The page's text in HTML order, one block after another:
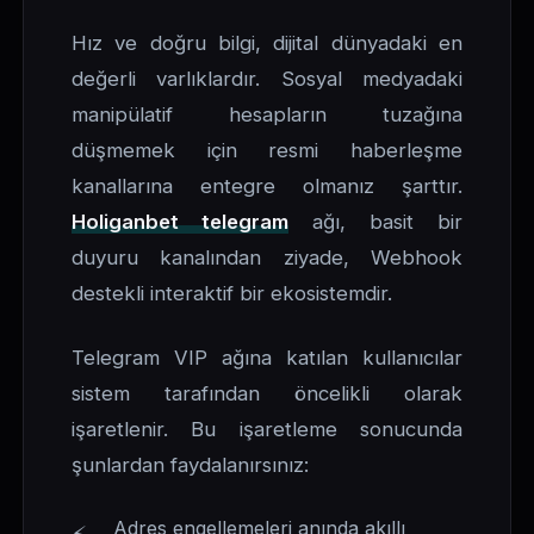
Hız ve doğru bilgi, dijital dünyadaki en
değerli varlıklardır. Sosyal medyadaki
manipülatif hesapların tuzağına
düşmemek için resmi haberleşme
kanallarına entegre olmanız şarttır.
Holiganbet telegram ağı, basit bir
duyuru kanalından ziyade, Webhook
destekli interaktif bir ekosistemdir.
Telegram VIP ağına katılan kullanıcılar
sistem tarafından öncelikli olarak
işaretlenir. Bu işaretleme sonucunda
şunlardan faydalanırsınız:
Adres engellemeleri anında akıllı